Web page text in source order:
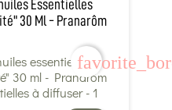
Essentielles
30 Ml - Pranarôm